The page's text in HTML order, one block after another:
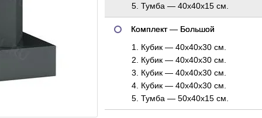
5. Тумба — 40х40х15 см.
Комплект — Большой
1. Кубик — 40х40х30 см.
2. Кубик — 40х40х30 см.
3. Кубик — 40х40х30 см.
4. Кубик — 40х40х30 см.
5. Тумба — 50х40х15 см.